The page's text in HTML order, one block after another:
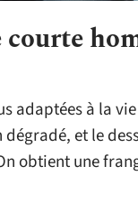
adaptées à la
et le
obtient une